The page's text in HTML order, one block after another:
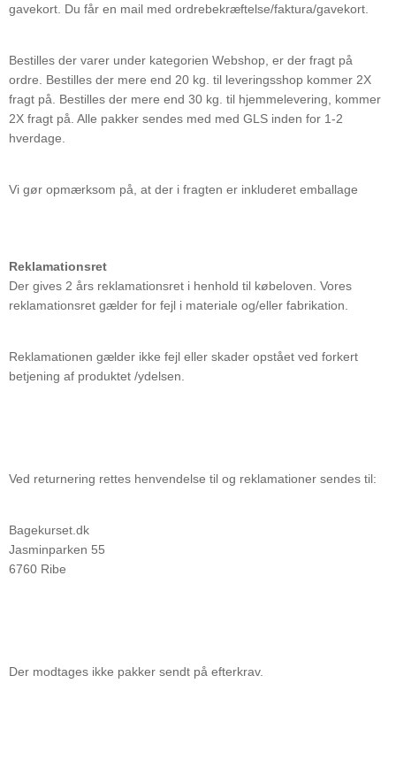
gavekort. Du får en mail med ordrebekræftelse/faktura/gavekort.
Bestilles der varer under kategorien Webshop, er der fragt på
ordre. Bestilles der mere end 20 kg. til leveringsshop kommer 2X
fragt på. Bestilles der mere end 30 kg. til hjemmelevering, kommer
2X fragt på. Alle pakker sendes med med GLS inden for 1-2
hverdage.
Vi gør opmærksom på, at der i fragten er inkluderet emballage
Reklamationsret
Der gives 2 års reklamationsret i henhold til købeloven. Vores
reklamationsret gælder for fejl i materiale og/eller fabrikation.
Reklamationen gælder ikke fejl eller skader opstået ved forkert
betjening af produktet /ydelsen.
Ved returnering rettes henvendelse til og reklamationer sendes til:
Bagekurset.dk
Jasminparken 55
6760 Ribe
Der modtages ikke pakker sendt på efterkrav.